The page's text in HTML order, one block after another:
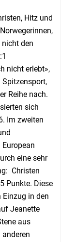
Hitz und
den
nicht erlebt»,
Spitzensport,
Reihe nach.
sich
Im zweiten
eine sehr
Christen
Punkte. Diese
Einzug in den
Jeanette
aus
anderen